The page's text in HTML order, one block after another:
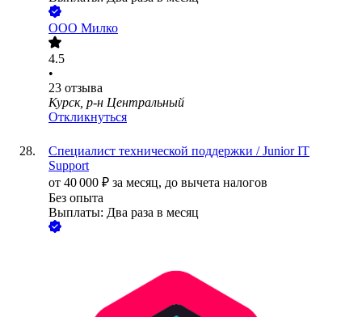
ООО Милко
4.5
•
23 отзыва
Курск, р-н Центральный
Откликнуться
Специалист технической поддержки / Junior IT
Support
от 40 000 ₽ за месяц, до вычета налогов
Без опыта
Выплаты: Два раза в месяц